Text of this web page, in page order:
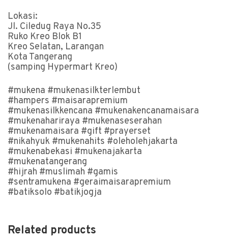
Lokasi:
Jl. Ciledug Raya No.35
Ruko Kreo Blok B1
Kreo Selatan, Larangan
Kota Tangerang
(samping Hypermart Kreo)
#mukena #mukenasilkterlembut
#hampers #maisarapremium
#mukenasilkkencana #mukenakencanamaisara
#mukenahariraya #mukenaseserahan
#mukenamaisara #gift #prayerset
#nikahyuk #mukenahits #oleholehjakarta
#mukenabekasi #mukenajakarta
#mukenatangerang
#hijrah #muslimah #gamis
#sentramukena #geraimaisarapremium
#batiksolo #batikjogja
Related products